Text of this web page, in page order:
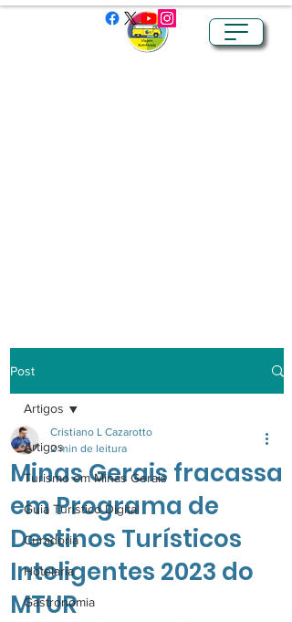
Post
Artigos
Turismo em Minas Gerais
Guia Turistico Digital
Curadoria
Hotelaria
Gastronomia
Artigos
Minas Gerais fracassa
em Programa de
Destinos Turísticos
Inteligentes 2023 do
MTUR
Cristiano L Cazarotto
2 min de leitura